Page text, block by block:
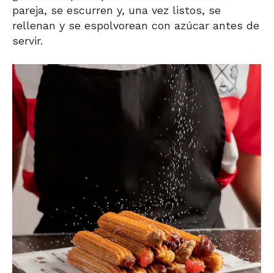
pareja, se escurren y, una vez listos, se
rellenan y se espolvorean con azúcar antes de
servir.